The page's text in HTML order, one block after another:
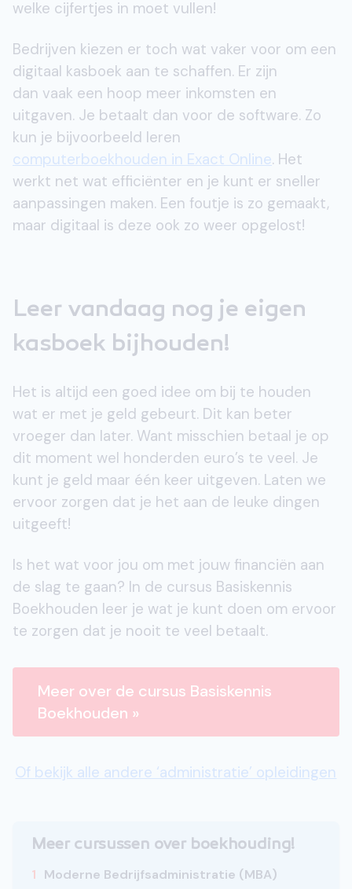
welke cijfertjes in moet vullen!
Bedrijven kiezen er toch wat vaker voor om een
digitaal kasboek aan te schaffen. Er zijn
dan vaak een hoop meer inkomsten en
uitgaven. Je betaalt dan voor de software. Zo
kun je bijvoorbeeld leren
computerboekhouden in Exact Online. Het
werkt net wat efficiënter en je kunt er sneller
aanpassingen maken. Een foutje is zo gemaakt,
maar digitaal is deze ook zo weer opgelost!
Leer vandaag nog je eigen
kasboek bijhouden!
Het is altijd een goed idee om bij te houden
wat er met je geld gebeurt. Dit kan beter
vroeger dan later. Want misschien betaal je op
dit moment wel honderden euro’s te veel. Je
kunt je geld maar één keer uitgeven. Laten we
ervoor zorgen dat je het aan de leuke dingen
uitgeeft!
Is het wat voor jou om met jouw financiën aan
de slag te gaan? In de cursus Basiskennis
Boekhouden leer je wat je kunt doen om ervoor
te zorgen dat je nooit te veel betaalt.
Meer over de cursus Basiskennis
Boekhouden »
Of bekijk alle andere ‘administratie’ opleidingen
Meer cursussen over boekhouding!
1 Moderne Bedrijfsadministratie (MBA)